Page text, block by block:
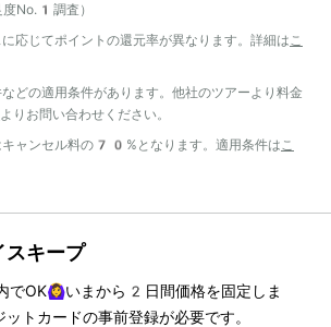
No.1調査）
じてポイントの還元率が異なります。詳細は こ
の適用条件があります。他社のツアーより料金
よりお問い合わせください。
ンセル料の70%となります。適用条件は こ
スキープ
でOK🙆‍♀️いまから 2 日間価格を固定しま
トカードの事前登録が必要です。